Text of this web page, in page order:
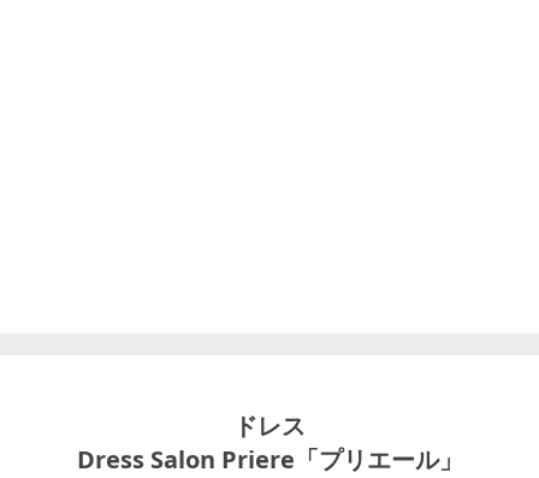
ドレス
Dress Salon Priere「プリエール」